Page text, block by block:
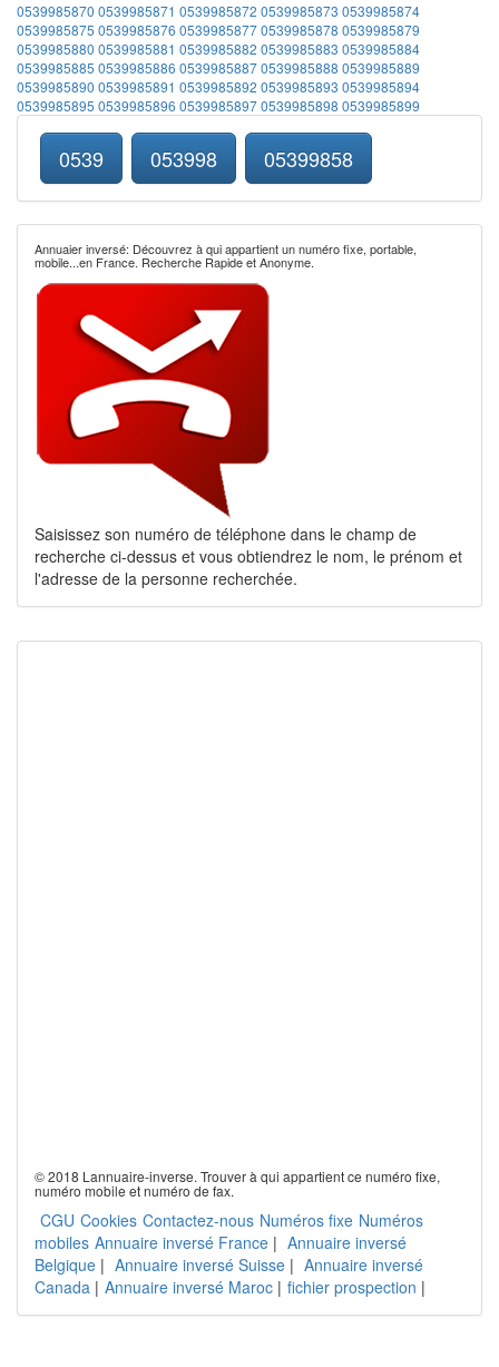
0539985870 0539985871 0539985872 0539985873 0539985874
0539985875 0539985876 05399858770539985878 0539985879
0539985880 0539985881 0539985882 0539985883 0539985884
0539985885 0539985886 05399858870539985888 0539985889
0539985890 0539985891 0539985892 0539985893 0539985894
0539985895 0539985896 05399858970539985898 0539985899
0539 053998 05399858
Annuaier inversé: Découvrez à qui appartient un numéro fixe, portable,
mobile...en France. Recherche Rapide et Anonyme.
Saisissez son numéro de téléphone dans le champ de
recherche ci-dessus et vous obtiendrez le nom, le prénom et
l'adresse de la personne recherchée.
© 2018 Lannuaire-inverse. Trouver à qui appartient ce numéro fixe,
numéro mobile et numéro de fax.
CGU Cookies Contactez-nous Numéros fixe Numéros
mobiles Annuaire inversé France | Annuaire inversé
Belgique | Annuaire inversé Suisse | Annuaire inversé
Canada | Annuaire inversé Maroc | fichier prospection |